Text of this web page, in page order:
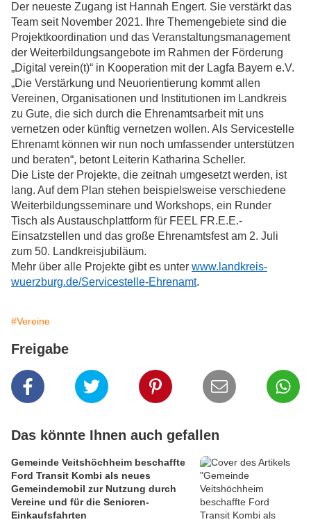
Der neueste Zugang ist Hannah Engert. Sie verstärkt das
Team seit November 2021. Ihre Themengebiete sind die
Projektkoordination und das Veranstaltungsmanagement
der Weiterbildungsangebote im Rahmen der Förderung
„Digital verein(t)“ in Kooperation mit der Lagfa Bayern e.V.
„Die Verstärkung und Neuorientierung kommt allen
Vereinen, Organisationen und Institutionen im Landkreis
zu Gute, die sich durch die Ehrenamtsarbeit mit uns
vernetzen oder künftig vernetzen wollen. Als Servicestelle
Ehrenamt können wir nun noch umfassender unterstützen
und beraten“, betont Leiterin Katharina Scheller.
Die Liste der Projekte, die zeitnah umgesetzt werden, ist
lang. Auf dem Plan stehen beispielsweise verschiedene
Weiterbildungsseminare und Workshops, ein Runder
Tisch als Austauschplattform für FEEL FR.E.E.-
Einsatzstellen und das große Ehrenamtsfest am 2. Juli
zum 50. Landkreisjubiläum.
Mehr über alle Projekte gibt es unter www.landkreis-
wuerzburg.de/Servicestelle-Ehrenamt.
#Vereine
Freigabe
Das könnte Ihnen auch gefallen
Gemeinde Veitshöchheim beschaffte
Ford Transit Kombi als neues
Gemeindemobil zur Nutzung durch
Vereine und für die Senioren-
Einkaufsfahrten